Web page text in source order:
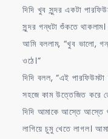
দিদি খুব সুন্দর একটা
সুন্দর গন্ধটা শুঁকতে
আমি বললাম, “খুব ভালো,
ওঠে।”
দিদি বলল, “এই পারফিউমটা
সহজে কাম উত্তেজিত করে
দিদি আমাকে আস্তে আস্তে
লাগিয়ে চুমু খেতে লাগল।